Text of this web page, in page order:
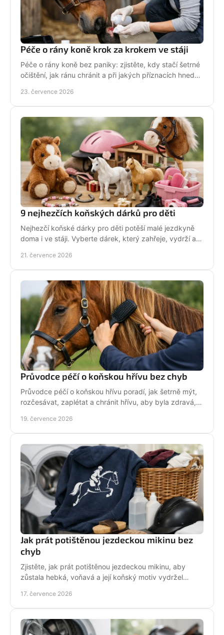
Péče o rány koně krok za krokem ve stáji
Péče o rány koně bez paniky: zjistěte, kdy stačí šetrné
očištění, jak ránu chránit a při jakých příznacích hned
23. července 2026
9 nejhezčích koňských dárků pro děti
Nejhezčí koňské dárky pro děti potěší malé jezdkyně
doma i ve stáji. Vyberte dárek, který zahřeje, vydrží a
21. července 2026
Průvodce péčí o koňskou hřívu bez chyb
Průvodce péčí o koňskou hřívu poradí, jak šetrně mýt,
rozčesávat, zaplétat a chránit hřívu, aby byla zdravá,
19. července 2026
Jak prát potištěnou jezdeckou mikinu bez
chyb
Zjistěte, jak prát potištěnou jezdeckou mikinu, aby
zůstala hebká, voňavá a její koňský motiv vydržel
17. července 2026